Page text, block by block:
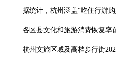
据统计，杭州涵盖“吃住行游购
各区县文化和旅游消费恢复率前
杭州文旅区域及高档步行街